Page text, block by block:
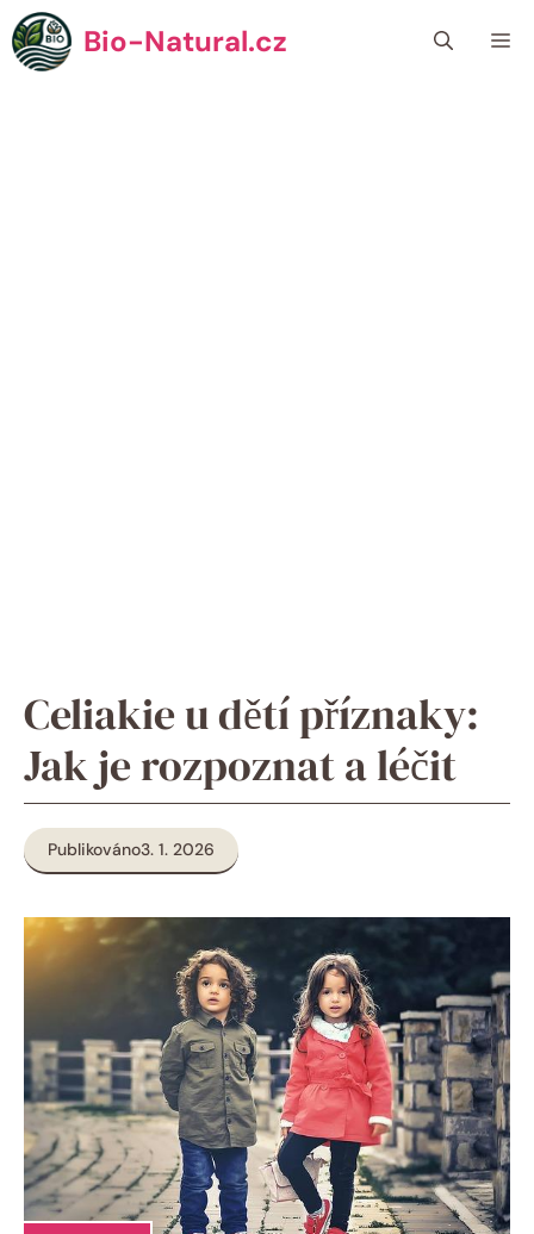
Přeskočit
na
obsah
Bio-Natural.cz
Celiakie u dětí příznaky:
Jak je rozpoznat a léčit
Publikováno3. 1. 2026